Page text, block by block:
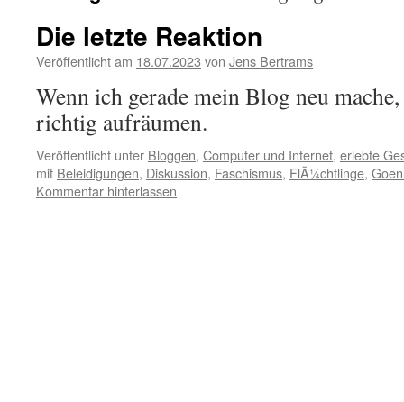
Die letzte Reaktion
Veröffentlicht am 18.07.2023 von Jens Bertrams
Wenn ich gerade mein Blog neu
richtig aufräumen.
Veröffentlicht unter Bloggen, Computer und Internet, erlebte
mit Beleidigungen, Diskussion, Faschismus, FlÃ¼chtlinge,
Kommentar hinterlassen